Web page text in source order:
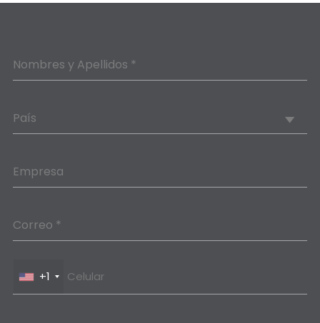
Nombres y Apellidos *
País
Empresa
Correo *
+1